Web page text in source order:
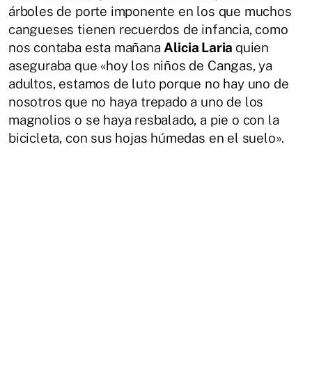
árboles de porte imponente en los que muchos
cangueses tienen recuerdos de infancia, como
nos contaba esta mañana Alicia Laria quien
aseguraba que «hoy los niños de Cangas, ya
adultos, estamos de luto porque no hay uno de
nosotros que no haya trepado a uno de los
magnolios o se haya resbalado, a pie o con la
bicicleta, con sus hojas húmedas en el suelo».